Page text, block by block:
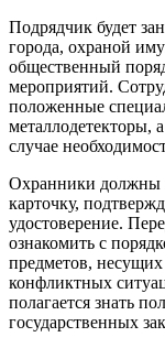
Подрядчик будет
города, охраной
общественный
мероприятий.
положенные
металлодетекторы,
случае
Охранники должны
карточку,
удостоверение.
ознакомить с
предметов,
конфликтных
полагается знать
государственных